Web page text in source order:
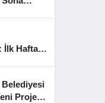
Haftada
Belediyesi
Projeyi